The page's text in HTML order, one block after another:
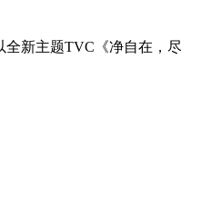
全新主题TVC《净自在，尽